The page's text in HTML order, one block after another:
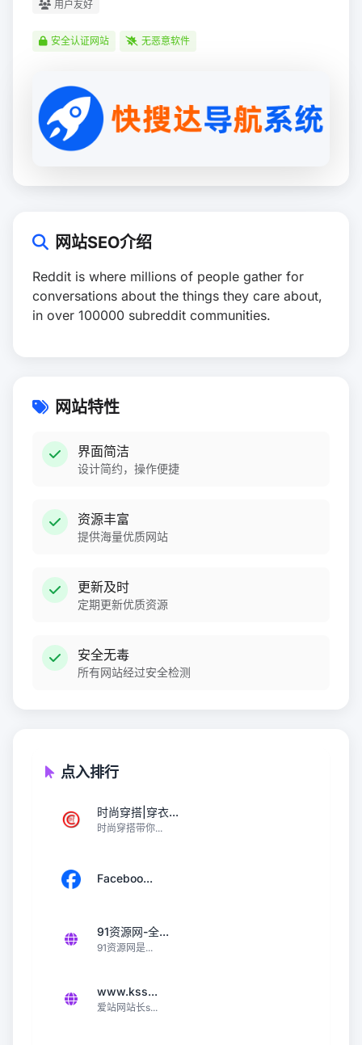
用户友好
安全认证网站 无恶意软件
网站SEO介绍
Reddit is where millions of people gather for
conversations about the things they care about,
in over 100000 subreddit communities.
网站特性
界面简洁
设计简约，操作便捷
资源丰富
提供海量优质网站
更新及时
定期更新优质资源
安全无毒
所有网站经过安全检测
点入排行
时尚穿搭|穿衣...
时尚穿搭带你...
Faceboo...
91资源网-全...
91资源网是...
www.kss...
爱站网站长s...